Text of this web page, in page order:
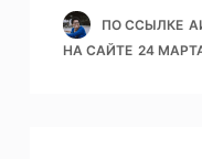
ПО ССЫЛКЕ
НА САЙТЕ 24